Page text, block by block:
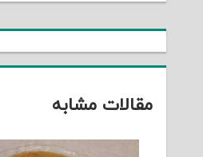
نوشته
مقالات مشابه